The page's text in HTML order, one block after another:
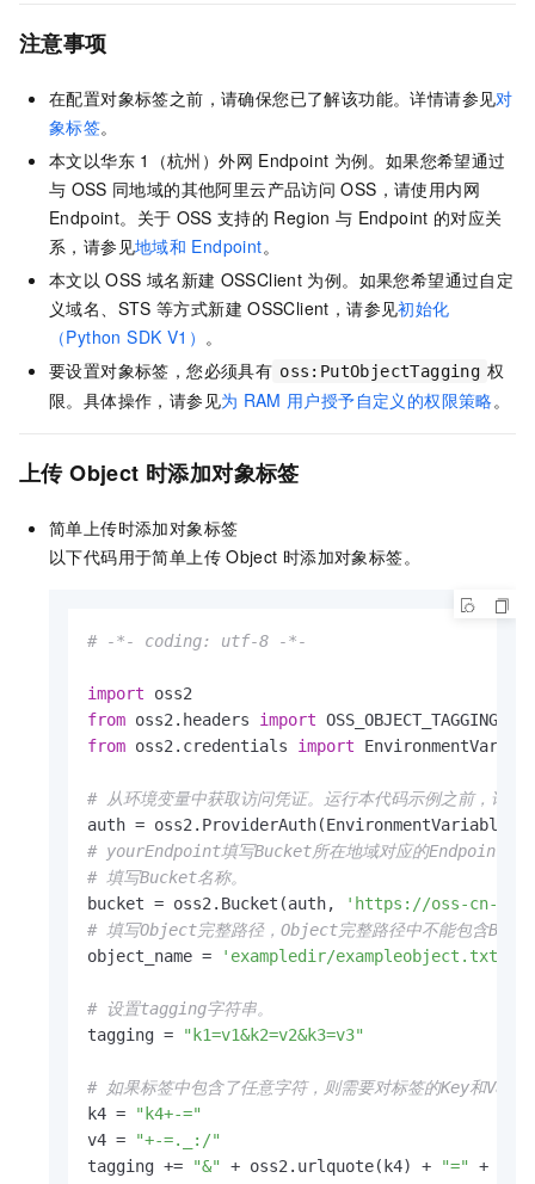
注意事项
在配置对象标签之前，请确保您已了解该功能。详情请参见对
象标签。
本文以华东 1（杭州）外网 Endpoint 为例。如果您希望通过
与 OSS 同地域的其他阿里云产品访问 OSS，请使用内网
Endpoint。关于 OSS 支持的 Region 与 Endpoint 的对应关
系，请参见地域和 Endpoint。
本文以 OSS 域名新建 OSSClient 为例。如果您希望通过自定
义域名、STS 等方式新建 OSSClient，请参见初始化
（Python SDK V1） 。
要设置对象标签，您必须具有 oss:PutObjectTagging 权
限。具体操作，请参见为 RAM 用户授予自定义的权限策略。
上传 Object 时添加对象标签
简单上传时添加对象标签
以下代码用于简单上传 Object 时添加对象标签。
# -*- coding: utf-8 -*-
import
from oss2.headers import
from oss2.credentials import
# 从环境变量中获取访问凭证。运行本代码示例之前，请确保
# yourEndpoint填写Bucket所在地域对应的Endpoint
# 填写Bucket名称。
bucket = oss2.Bucket(auth,
'https://oss-cn-
# 填写Object完整路径，Object完整路径中不能包含
object_name =
'exampledir/exampleobject.txt'
# 设置tagging字符串。
tagging =
"k1=v1&k2=v2&k3=v3"
# 如果标签中包含了任意字符，则需要对标签的Key和Value
k4 =
"k4+-="
v4 =
"+-=._:/"
tagging +=
"&" + oss2.urlquote(k4) + "=" +